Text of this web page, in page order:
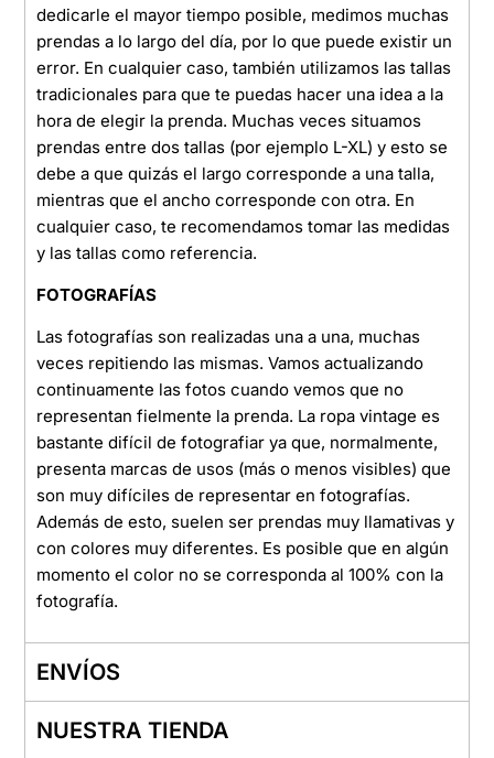
dedicarle el mayor tiempo posible, medimos muchas
prendas a lo largo del día, por lo que puede existir un
error. En cualquier caso, también utilizamos las tallas
tradicionales para que te puedas hacer una idea a la
hora de elegir la prenda. Muchas veces situamos
prendas entre dos tallas (por ejemplo L-XL) y esto se
debe a que quizás el largo corresponde a una talla,
mientras que el ancho corresponde con otra. En
cualquier caso, te recomendamos tomar las medidas
y las tallas como referencia.
FOTOGRAFÍAS
Las fotografías son realizadas una a una, muchas
veces repitiendo las mismas. Vamos actualizando
continuamente las fotos cuando vemos que no
representan fielmente la prenda. La ropa vintage es
bastante difícil de fotografiar ya que, normalmente,
presenta marcas de usos (más o menos visibles) que
son muy difíciles de representar en fotografías.
Además de esto, suelen ser prendas muy llamativas y
con colores muy diferentes. Es posible que en algún
momento el color no se corresponda al 100% con la
fotografía.
ENVÍOS
NUESTRA TIENDA